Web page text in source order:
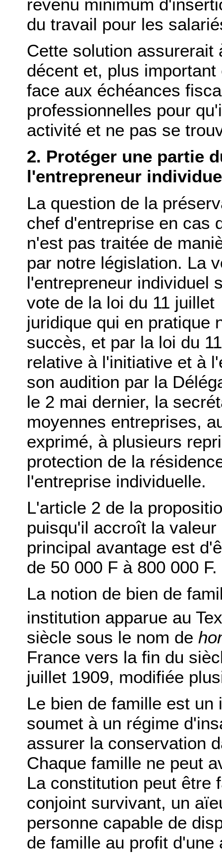
revenu minimum
du travail pour les
Cette solution assurerait
décent et, plus
face aux échéances
professionnelles pour
activité et ne pas se
2. Protéger une partie
l'entrepreneur
La question de la
chef d'entreprise en cas
n'est pas traitée de
par notre législation. La
l'entrepreneur individuel
vote de la loi du 11
juridique qui en pratique
succès, et par la loi du
relative à l'initiative et à
son audition par la
le 2 mai dernier, la
moyennes entreprises,
exprimé, à plusieurs
protection de la
l'entreprise individuelle.
L'article 2 de la
puisqu'il accroît la
principal avantage est
de 50 000 F à 800 000 F.
La notion de bien de
institution apparue au
siècle sous le nom de
France vers la fin du
juillet 1909, modifiée
Le bien de famille est
soumet à un régime
assurer la conservation
Chaque famille ne peut
La constitution peut être
conjoint survivant, un
personne capable de
de famille au profit d'une